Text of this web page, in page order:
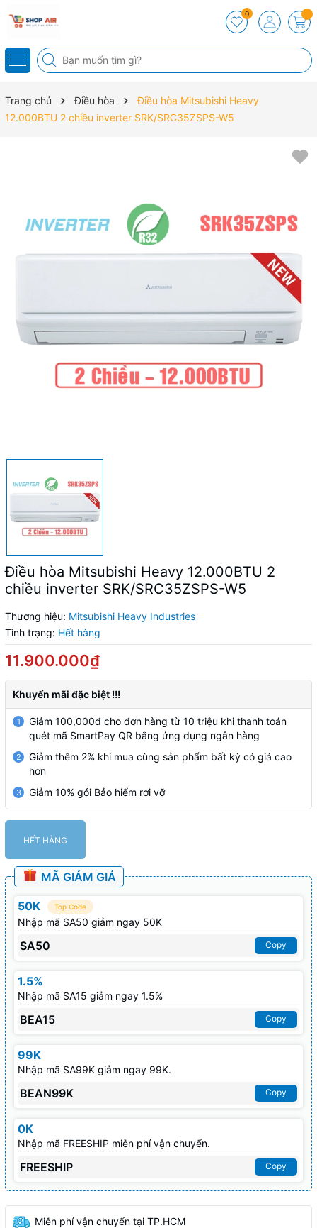
0
Trang chủ Điều hòa
Điều hòa Mitsubishi Heavy
12.000BTU 2 chiều inverter SRK/SRC35ZSPS-W5
Điều hòa Mitsubishi Heavy 12.000BTU 2
chiều inverter SRK/SRC35ZSPS-W5
Thương hiệu: Mitsubishi Heavy Industries
Tình trạng: Hết hàng
11.900.000₫
Khuyến mãi đặc biệt !!!
1
Giảm 100,000đ cho đơn hàng từ 10 triệu khi thanh toán
quét mã SmartPay QR bằng ứng dụng ngân hàng
2
Giảm thêm 2% khi mua cùng sản phẩm bất kỳ có giá cao
hơn
3 Giảm 10% gói Bảo hiểm rơi vỡ
HẾT HÀNG
MÃ GIẢM GIÁ
50K Top Code
Nhập mã SA50 giảm ngay 50K
SA50 Copy
1.5%
Nhập mã SA15 giảm ngay 1.5%
BEA15 Copy
99K
Nhập mã SA99K giảm ngay 99K.
BEAN99K Copy
0K
Nhập mã FREESHIP miễn phí vận chuyển.
FREESHIP Copy
Miễn phí vận chuyển tại TP.HCM